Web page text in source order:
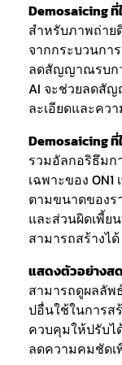
Demosaicing ที่
สำหรับภาพถ่า
จากกระบวนกา
ลดสัญญาณรบกว
AI จะช่วยลดสั
ละเอียดและคว
Demosaicing ที่
รวมอัลกอริธึมก
เฉพาะของ
ตามขนาดของร
และส่วนผิดเพี้ย
สามารถสร้างได้
แสดงตัวอย่างส
สามารถดูผลลัพ
ปอื่นใช้ในการส
ควบคุมให้ปรับไ
ลดความคมชัด